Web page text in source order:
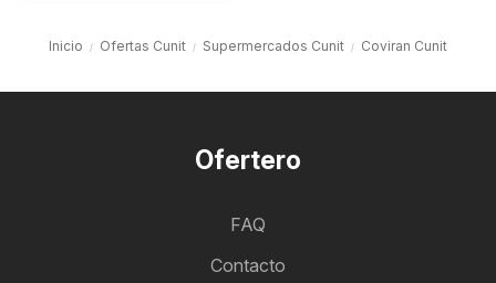
Inicio Ofertas Cunit Supermercados Cunit Coviran Cunit
Ofertero
FAQ
Contacto